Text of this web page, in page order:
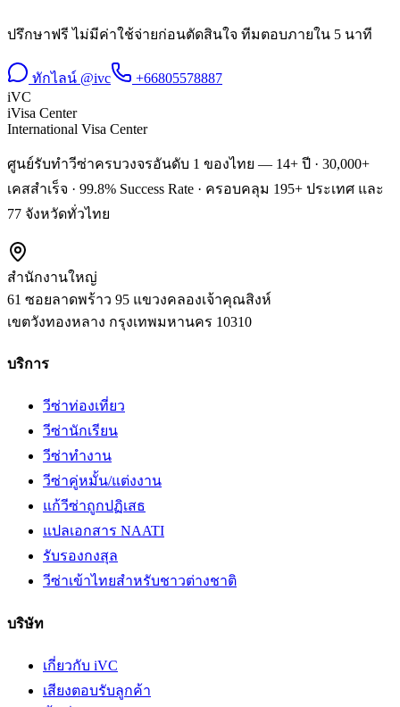
ปรึกษาฟรี ไม่มีค่าใช้จ่ายก่อนตัดสินใจ ทีมตอบภายใน 5 นาที
ทักไลน์ @ivc
+66805578887
iVC
iVisa Center
International Visa Center
ศูนย์รับทำวีซ่าครบวงจรอันดับ 1 ของไทย — 14+ ปี · 30,000+
เคสสำเร็จ · 99.8% Success Rate · ครอบคลุม 195+ ประเทศ และ
77 จังหวัดทั่วไทย
สำนักงานใหญ่
61 ซอยลาดพร้าว 95 แขวงคลองเจ้าคุณสิงห์
เขตวังทองหลาง กรุงเทพมหานคร 10310
บริการ
วีซ่าท่องเที่ยว
วีซ่านักเรียน
วีซ่าทำงาน
วีซ่าคู่หมั้น/แต่งงาน
แก้วีซ่าถูกปฏิเสธ
แปลเอกสาร NAATI
รับรองกงสุล
วีซ่าเข้าไทยสำหรับชาวต่างชาติ
บริษัท
เกี่ยวกับ iVC
เสียงตอบรับลูกค้า